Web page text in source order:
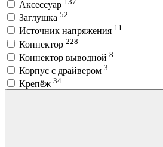
Аксессуар
Заглушка 52
Источник напряжения 11
Коннектор 228
Коннектор выводной 8
Корпус с драйвером 3
Крепёж 34